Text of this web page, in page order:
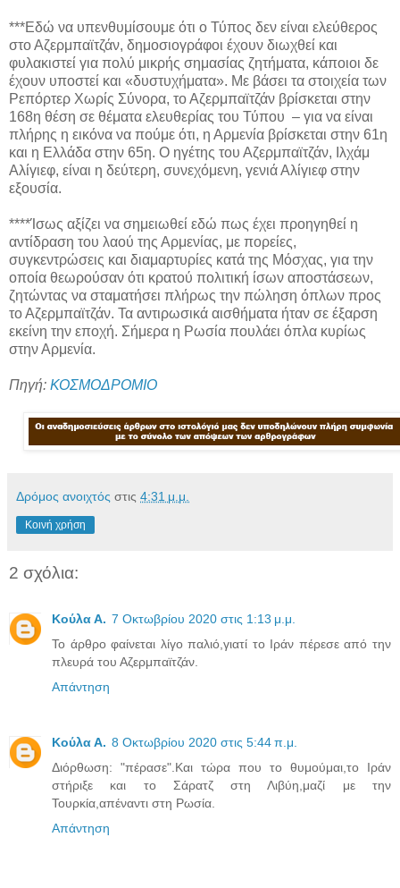
***Εδώ να υπενθυμίσουμε ότι ο Τύπος δεν είναι ελεύθερος
στο Αζερμπαϊτζάν, δημοσιογράφοι έχουν διωχθεί και
φυλακιστεί για πολύ μικρής σημασίας ζητήματα, κάποιοι δε
έχουν υποστεί και «δυστυχήματα». Με βάσει τα στοιχεία των
Ρεπόρτερ Χωρίς Σύνορα, το Αζερμπαϊτζάν βρίσκεται στην
168η θέση σε θέματα ελευθερίας του Τύπου – για να είναι
πλήρης η εικόνα να πούμε ότι, η Αρμενία βρίσκεται στην 61η
και η Ελλάδα στην 65η. Ο ηγέτης του Αζερμπαϊτζάν, Ιλχάμ
Αλίγιεφ, είναι η δεύτερη, συνεχόμενη, γενιά Αλίγιεφ στην
εξουσία.
****Ίσως αξίζει να σημειωθεί εδώ πως έχει προηγηθεί η
αντίδραση του λαού της Αρμενίας, με πορείες,
συγκεντρώσεις και διαμαρτυρίες κατά της Μόσχας, για την
οποία θεωρούσαν ότι κρατού πολιτική ίσων αποστάσεων,
ζητώντας να σταματήσει πλήρως την πώληση όπλων προς
το Αζερμπαϊτζάν. Τα αντιρωσικά αισθήματα ήταν σε έξαρση
εκείνη την εποχή. Σήμερα η Ρωσία πουλάει όπλα κυρίως
στην Αρμενία.
Πηγή: ΚΟΣΜΟΔΡΟΜΙΟ
Δρόμος ανοιχτός στις 4:31 μ.μ.
Κοινή χρήση
2 σχόλια:
Κούλα Α. 7 Οκτωβρίου 2020 στις 1:13 μ.μ.
Το άρθρο φαίνεται λίγο παλιό,γιατί το Ιράν πέρεσε από την
πλευρά του Αζερμπαϊτζάν.
Απάντηση
Κούλα Α. 8 Οκτωβρίου 2020 στις 5:44 π.μ.
Διόρθωση: "πέρασε".Και τώρα που το θυμούμαι,το Ιράν
στήριξε και το Σάρατζ στη Λιβύη,μαζί με την
Τουρκία,απέναντι στη Ρωσία.
Απάντηση